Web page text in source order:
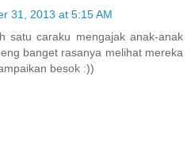
31, 2013 at 5:15 AM
satu caraku mengajak anak-anak
banget rasanya melihat mereka
besok :))